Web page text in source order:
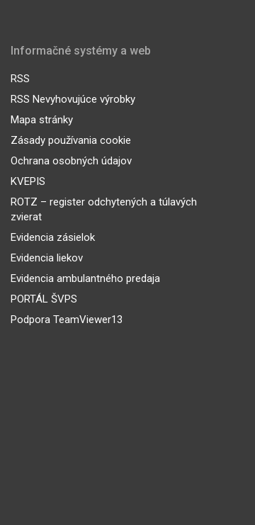
Informačné systémy a web
RSS
RSS Nevyhovujúce výrobky
Mapa stránky
Zásady používania cookie
Ochrana osobných údajov
KVEPIS
ROTZ – register odchytených a túlavých
zvierat
Evidencia zásielok
Evidencia liekov
Evidencia ambulantného predaja
PORTÁL ŠVPS
Podpora TeamViewer13